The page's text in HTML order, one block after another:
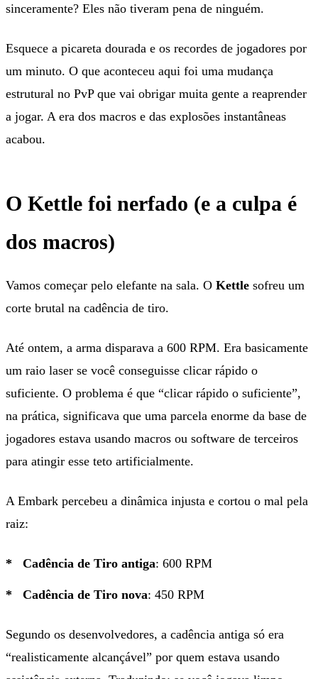
sinceramente? Eles não tiveram pena de ninguém.
Esquece a picareta dourada e os recordes de jogadores por
um minuto. O que aconteceu aqui foi uma mudança
estrutural no PvP que vai obrigar muita gente a reaprender
a jogar. A era dos macros e das explosões instantâneas
acabou.
O Kettle foi nerfado (e a culpa é
dos macros)
Vamos começar pelo elefante na sala. O Kettle sofreu um
corte brutal na cadência de tiro.
Até ontem, a arma disparava a 600 RPM. Era basicamente
um raio laser se você conseguisse clicar rápido o
suficiente. O problema é que “clicar rápido o suficiente”,
na prática, significava que uma parcela enorme da base de
jogadores estava usando macros ou software de terceiros
para atingir esse teto artificialmente.
A Embark percebeu a dinâmica injusta e cortou o mal pela
raiz:
Cadência de Tiro antiga: 600 RPM
Cadência de Tiro nova: 450 RPM
Segundo os desenvolvedores, a cadência antiga só era
“realisticamente alcançável” por quem estava usando